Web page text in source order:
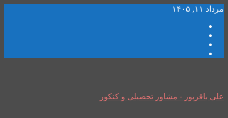
مرداد ۱۱, ۱۴۰۵
علی باقرپور - مشاور تحصیلی و کنکور